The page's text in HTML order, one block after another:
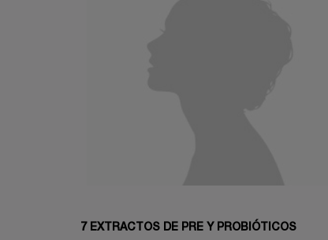
7 EXTRACTOS DE PRE Y PROBIÓTICOS